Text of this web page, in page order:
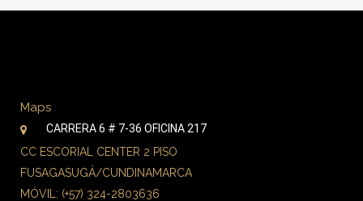
Maps
CARRERA 6 # 7-36 OFICINA 217
CC ESCORIAL CENTER 2 PISO
FUSAGASUGÁ/CUNDINAMARCA
MÓVIL: (+57) 324-2803636